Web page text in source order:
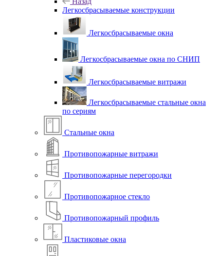
Легкосбрасываемые конструкции
Легкосбрасываемые окна
Легкосбрасываемые окна по СНИП
Легкосбрасываемые витражи
Легкосбрасываемые стальные окна
по сериям
Стальные окна
Противопожарные витражи
Противопожарные перегородки
Противопожарное стекло
Противопожарный профиль
Пластиковые окна